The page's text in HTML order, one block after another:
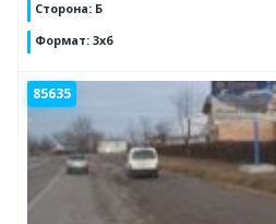
Сторона: Б
Формат: 3x6
85635